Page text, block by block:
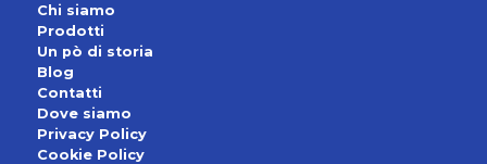
Chi siamo
Prodotti
Un pò di storia
Blog
Contatti
Dove siamo
Privacy Policy
Cookie Policy